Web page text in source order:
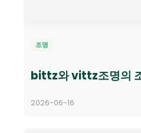
조명
bittz와 vittz조명의
2026-06-16